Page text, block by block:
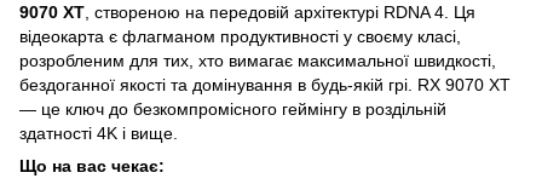
9070 XT , створеною на передовій архітектурі RDNA 4. Ця
відеокарта є флагманом продуктивності у своєму класі,
розробленим для тих, хто вимагає максимальної швидкості,
бездоганної якості та домінування в будь-якій грі. RX 9070 XT
— це ключ до безкомпромісного геймінгу в роздільній
здатності 4K і вище.
Що на вас чекає: